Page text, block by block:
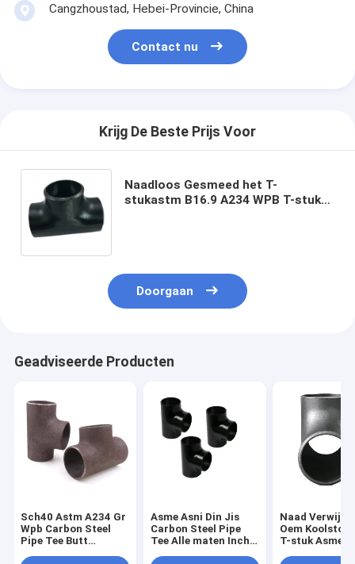
Cangzhoustad, Hebei-Provincie, China
Contact nu
Krijg De Beste Prijs Voor
Naadloos Gesmeed het T-
stukastm B16.9 A234 WPB T-stuk
Doorgaan
Geadviseerde Producten
Sch40 Astm A234 Gr
Wpb Carbon Steel
Pipe Tee Butt
Asme Asni Din Jis
Carbon Steel Pipe
Tee Alle maten Inch
Naad
Oem
T-stuk Asme